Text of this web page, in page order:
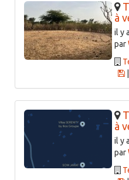
à
il y
par
à
il y
par